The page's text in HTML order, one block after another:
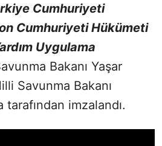
Cumhuriyeti
Cumhuriyeti Hükümeti
Uygulama
Bakanı Yaşar
Savunma Bakanı
imzalandı.